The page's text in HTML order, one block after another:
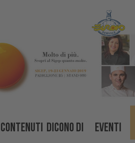
CONTENUTI
DICONO DI
EVENTI